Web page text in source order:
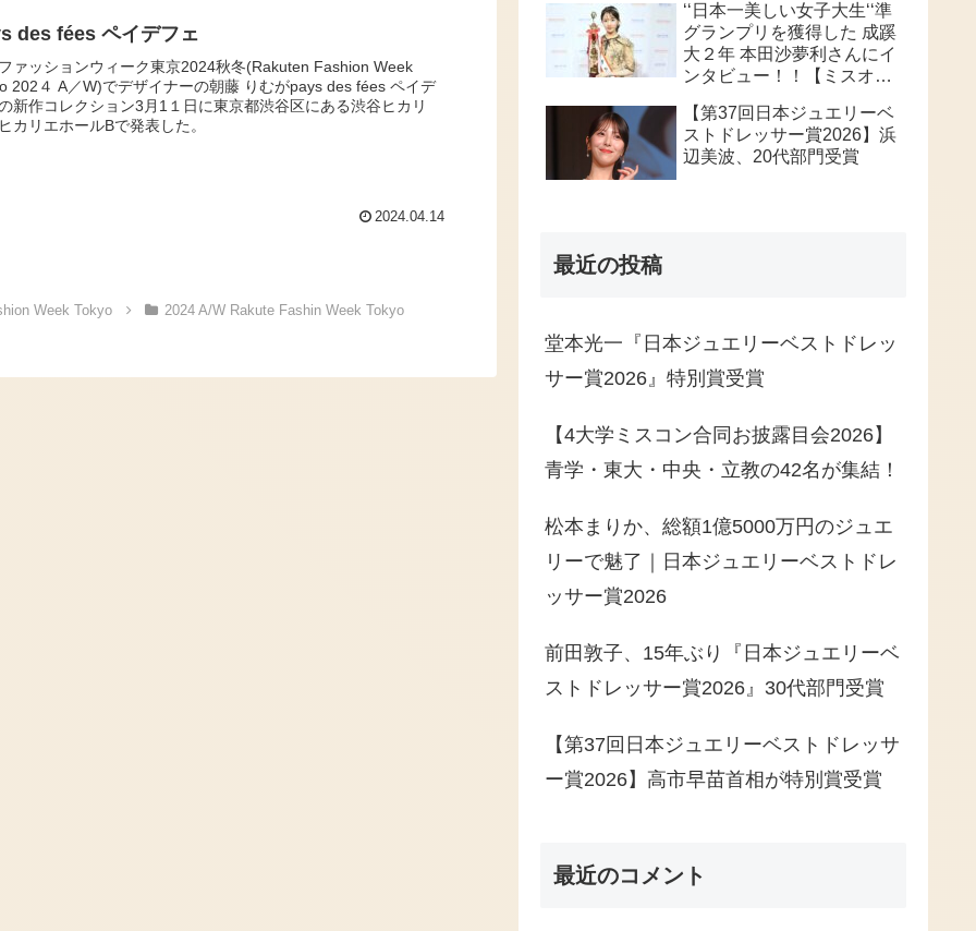
des fées ペイデフェ
ァッションウィーク東京2024秋冬(Rakuten Fashion Week
202４ A／W)でデザイナーの朝藤 りむがpays des fées ペイデ
新作コレクション3月1１日に東京都渋谷区にある渋谷ヒカリ
カリエホールBで発表した。
2024.04.14
Week Tokyo 2024 A/W Rakute Fashin Week Tokyo
‘‘日本一美しい女子大生‘‘準
グランプリを獲得した 成蹊
大２年 本田沙夢利さんにイ
ンタビュー！！【ミスオブ
【第37回日本ジュエリーベ
ストドレッサー賞2026】浜
辺美波、20代部門受賞
最近の投稿
堂本光一『日本ジュエリーベストドレッ
サー賞2026』特別賞受賞
【4大学ミスコン合同お披露目会2026】
青学・東大・中央・立教の42名が集結！
松本まりか、総額1億5000万円のジュエ
リーで魅了｜日本ジュエリーベストドレ
ッサー賞2026
前田敦子、15年ぶり『日本ジュエリーベ
ストドレッサー賞2026』30代部門受賞
【第37回日本ジュエリーベストドレッサ
ー賞2026】高市早苗首相が特別賞受賞
最近のコメント